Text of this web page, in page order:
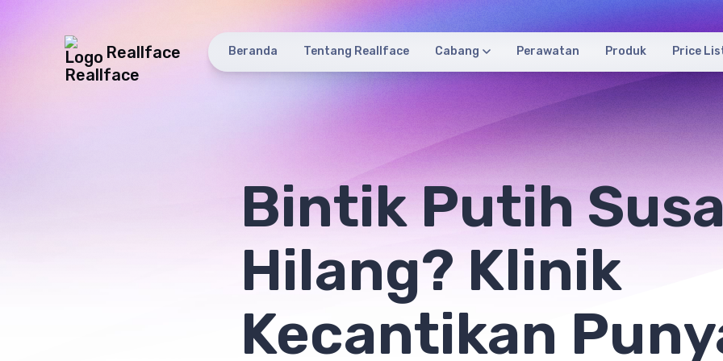
Reallface Beranda Tentang Reallface Cabang Perawatan Produk Price
Bintik Putih
Hilang? Klinik
Kecantikan